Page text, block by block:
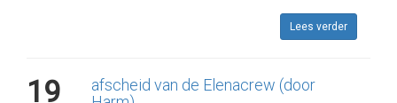
Lees verder
19
afscheid van de Elenacrew (door